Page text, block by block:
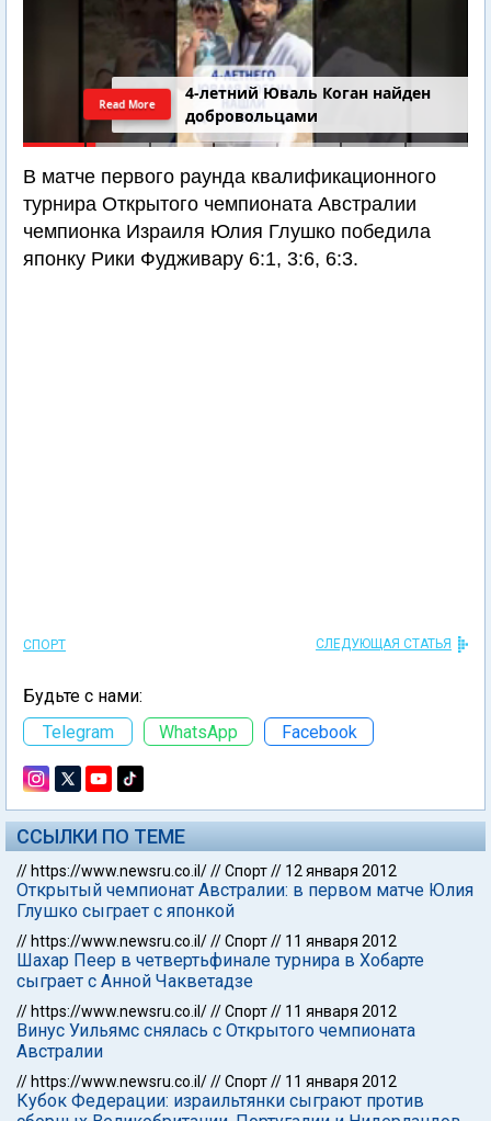
4-летний Юваль Коган найден
добровольцами
Read More
В матче первого раунда квалификационного
турнира Открытого чемпионата Австралии
чемпионка Израиля Юлия Глушко победила
японку Рики Фудживару 6:1, 3:6, 6:3.
СПОРТ СЛЕДУЮЩАЯ СТАТЬЯ
Будьте с нами:
Telegram
WhatsApp Facebook
ССЫЛКИ ПО ТЕМЕ
// https://www.newsru.co.il///Спорт// 12 января 2012
Открытый чемпионат Австралии: в первом матче Юлия
Глушко сыграет с японкой
// https://www.newsru.co.il///Спорт// 11 января 2012
Шахар Пеер в четвертьфинале турнира в Хобарте
сыграет с Анной Чакветадзе
// https://www.newsru.co.il///Спорт// 11 января 2012
Винус Уильямс снялась с Открытого чемпионата
Австралии
// https://www.newsru.co.il///Спорт// 11 января 2012
Кубок Федерации: израильтянки сыграют против